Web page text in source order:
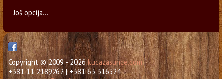
Još opcija...
Copyright © 2009 - 2026kucazasunce.com
+381 11 2189262 | +381 63 316324